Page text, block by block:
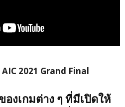
2021 Grand Final
งเกมต่าง ๆ ที่มีเปิดให้